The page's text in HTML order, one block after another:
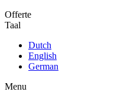
Offerte
Taal
Dutch
English
German
Menu